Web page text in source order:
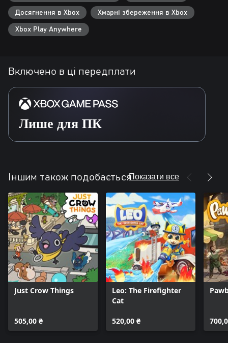
Досягнення в Xbox Хмарні збереження в Xbox
Xbox Play Anywhere
Включено в ці передплати
Лише для ПК
Іншим також подобаєтьсяПоказати все
Just Crow Things
505,00 ₴
Leo: The Firefighter
Cat
520,00 ₴